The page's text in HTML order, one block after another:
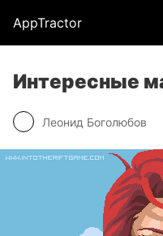
AppTractor
Интересные
Леонид Боголюбов